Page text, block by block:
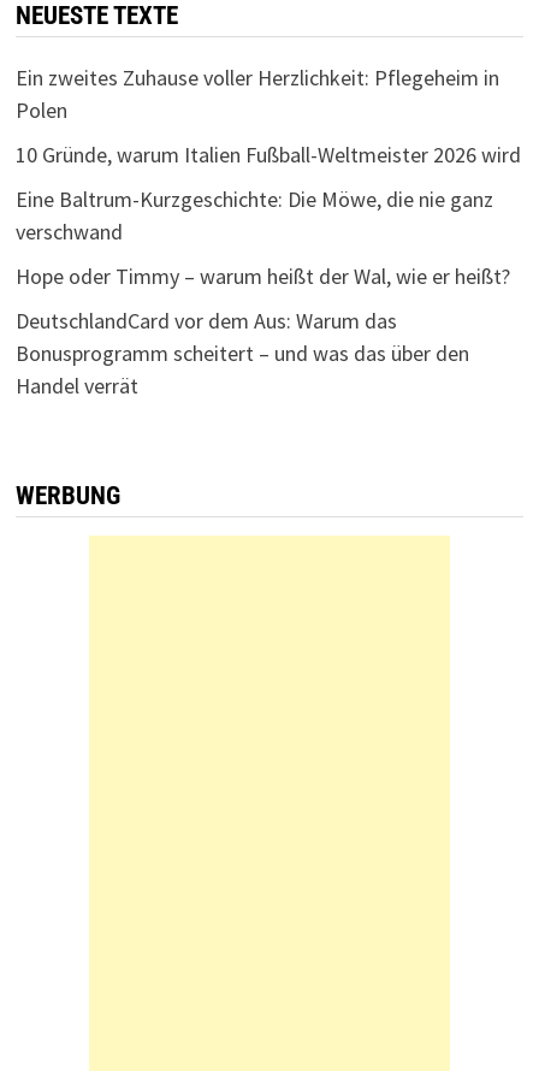
NEUESTE TEXTE
Ein zweites Zuhause voller Herzlichkeit: Pflegeheim in
Polen
10 Gründe, warum Italien Fußball-Weltmeister 2026 wird
Eine Baltrum-Kurzgeschichte: Die Möwe, die nie ganz
verschwand
Hope oder Timmy – warum heißt der Wal, wie er heißt?
DeutschlandCard vor dem Aus: Warum das
Bonusprogramm scheitert – und was das über den
Handel verrät
WERBUNG